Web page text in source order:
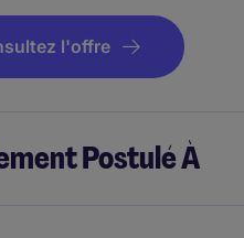
l'offre
Postulé À